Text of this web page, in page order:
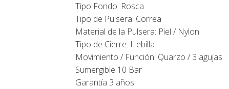
Tipo Fondo: Rosca
Tipo de Pulsera: Correa
Material de la Pulsera: Piel / Nylon
Tipo de Cierre: Hebilla
Movimiento / Función: Quarzo / 3 agujas
Sumergible 10 Bar
Garantía 3 años